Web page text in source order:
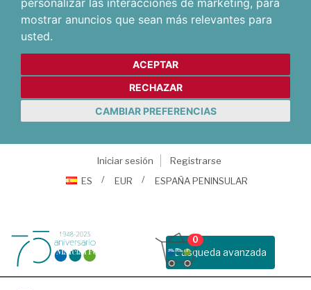
personalizar las interacciones de marketing, para
mostrar anuncios que sean más relevantes para
usted.
ACEPTAR
RECHAZAR
CAMBIAR PREFERENCIAS
Iniciar sesión
Registrarse
ES
EUR ESPAÑA PENINSULAR
Busqueda avanzada
0